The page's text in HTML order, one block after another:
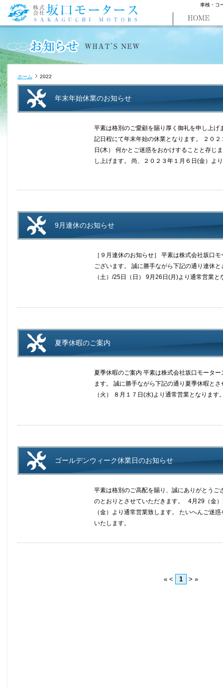
車検・コ
ホーム 2022
年末年始休業のお知らせ
平素は格別のご愛顧を賜り厚く御礼を申し上
記日程にて年末年始の休業となります。 ２０
日(木） 何かとご迷惑をおかけすることと存じ
し上げます。 尚、２０２３年１月６日(金）よ
9月連休のお知らせ
［９月連休のお知らせ］ 平素は株式会社坂口
ございます。 誠に勝手ながら下記の通り連休
（土）/25日（日） 9月26日(月)より通常営業と
夏季休暇のご案内
夏季休暇のご案内 平素は株式会社坂口モータ
ます。 誠に勝手ながら下記の通り夏季休暇と
（火） ８月１７日(水)より通常営業となります
ゴールデンウィーク休業日のお知らせ
平素は格別のご高配を賜り、誠にありがとう
のとおりとさせていただきます。 4月29（金
（金）より通常営業致します。 たいへんご迷
いたします。
« < 1 > »